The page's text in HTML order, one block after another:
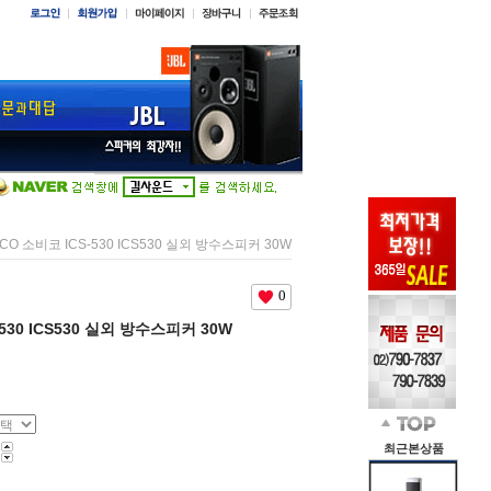
최근본상품
소비코 ICS-530 ICS530 실외 방수스피커 30W
0
ICS530 실외 방수스피커 30W